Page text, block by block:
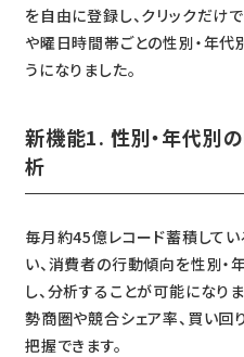
を自由に登録し、クリックだ
や曜日時間帯ごとの性別・年
うになりました。
新機能1. 性別・年代別
析
毎月約45億レコード蓄積して
い、消費者の行動傾向を性別
し、分析することが可能になり
勢商圏や競合シェア率、買い
把握できます。